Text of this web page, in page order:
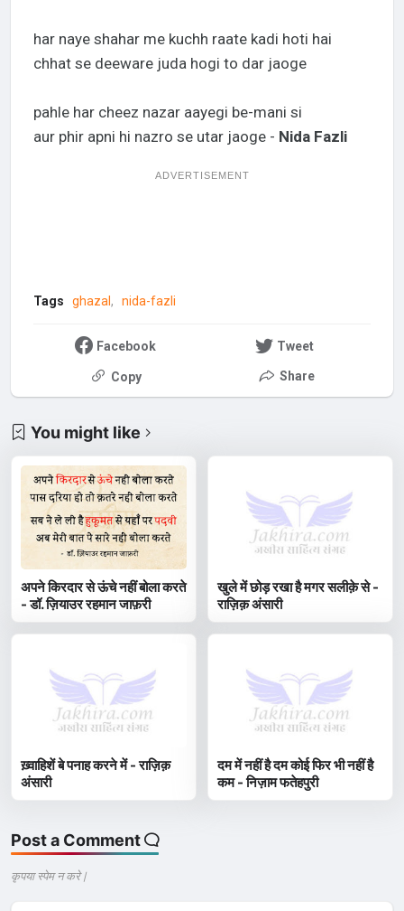
har naye shahar me kuchh raate kadi hoti hai
chhat se deeware juda hogi to dar jaoge
pahle har cheez nazar aayegi be-mani si
aur phir apni hi nazro se utar jaoge - Nida Fazli
ADVERTISEMENT
Tags ghazal nida-fazli
Facebook Tweet
Copy Share
You might like
अपने किरदार से ऊंचे नहीं बोला करते
- डॉ. ज़ियाउर रहमान जाफ़री
खुले में छोड़ रखा है मगर सलीक़े से -
राज़िक़ अंसारी
ख़्वाहिशें बे पनाह करने में - राज़िक़
अंसारी
दम में नहीं है दम कोई फिर भी नहीं है
कम - निज़ाम फतेहपुरी
Post a Comment
कृपया स्पेम न करे |